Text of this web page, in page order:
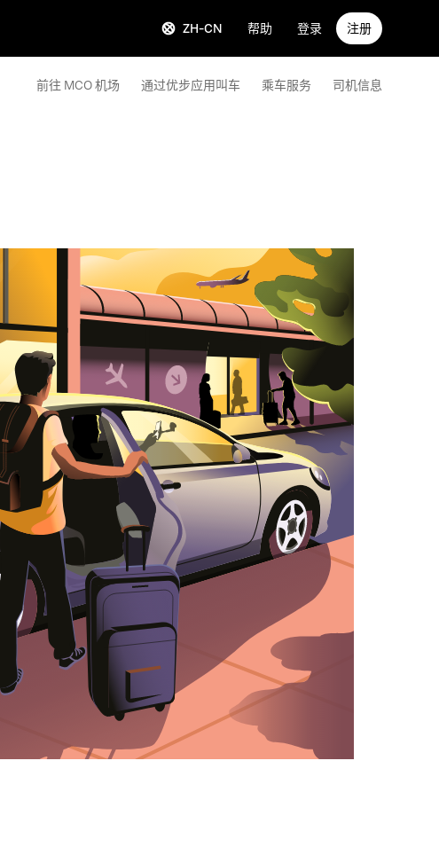
ZH-CN 帮助 登录 注册
前往 MCO 机场 通过优步应用叫车 乘车服务 司机信息